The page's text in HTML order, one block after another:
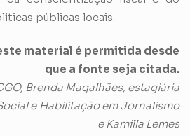
públicas locais.
material é permitida desde
que a fonte seja citada.
Brenda Magalhães, estagiária
e Habilitação em Jornalismo
e Kamilla Lemes